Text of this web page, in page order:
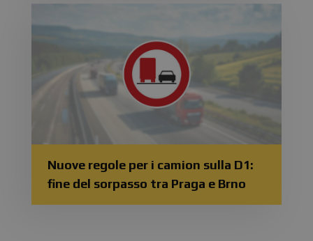
Nuove regole per i camion sulla D1:
fine del sorpasso tra Praga e Brno